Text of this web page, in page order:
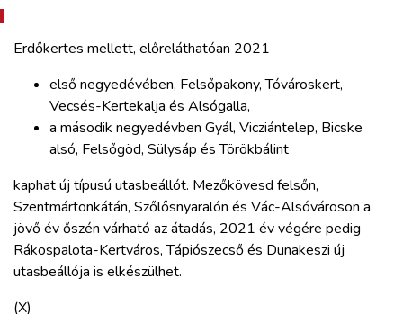
Erdőkertes mellett, előreláthatóan 2021
első negyedévében, Felsőpakony, Tóvároskert,
Vecsés-Kertekalja és Alsógalla,
a második negyedévben Gyál, Vicziántelep, Bicske
alsó, Felsőgöd, Sülysáp és Törökbálint
kaphat új típusú utasbeállót. Mezőkövesd felsőn,
Szentmártonkátán, Szőlősnyaralón és Vác-Alsóvároson a
jövő év őszén várható az átadás, 2021 év végére pedig
Rákospalota-Kertváros, Tápiószecső és Dunakeszi új
utasbeállója is elkészülhet.
(X)